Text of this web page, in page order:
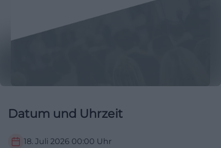
Datum und Uhrzeit
18. Juli 2026 00:00 Uhr